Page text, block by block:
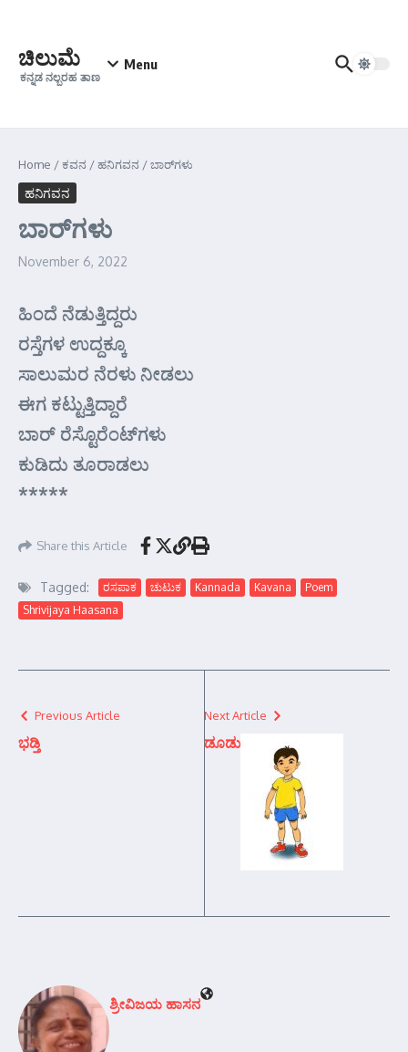
ಚಿಲುಮೆ
ಕನ್ನಡ ನಲ್ಬರಹ ತಾಣ
Menu
Home /ಕವನ /ಹನಿಗವನ /ಬಾರ್‌ಗಳು
ಹನಿಗವನ
ಬಾರ್‌ಗಳು
November 6, 2022
ಹಿಂದೆ ನೆಡುತ್ತಿದ್ದರು
ರಸ್ತೆಗಳ ಉದ್ದಕ್ಕೂ
ಸಾಲುಮರ ನೆರಳು ನೀಡಲು
ಈಗ ಕಟ್ಟುತ್ತಿದ್ದಾರೆ
ಬಾರ್‍ ರೆಸ್ಟೊರೆಂಟ್‌ಗಳು
ಕುಡಿದು ತೂರಾಡಲು
*****
Share this Article
Tagged: ರಸಪಾಕ ಚುಟುಕ Kannada Kavana
Poem
Shrivijaya Haasana
Previous Article
ಭಡ್ತಿ
Next Article
ಡೂಡು
ಶ್ರೀವಿಜಯ ಹಾಸನ